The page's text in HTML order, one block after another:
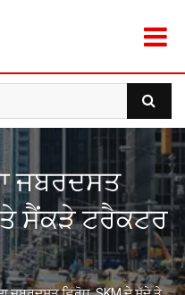
ਜਬਰਦਸਤ
ਤੇ ਸੈਂਕੜੇ ਟਰੈਕਟਰ